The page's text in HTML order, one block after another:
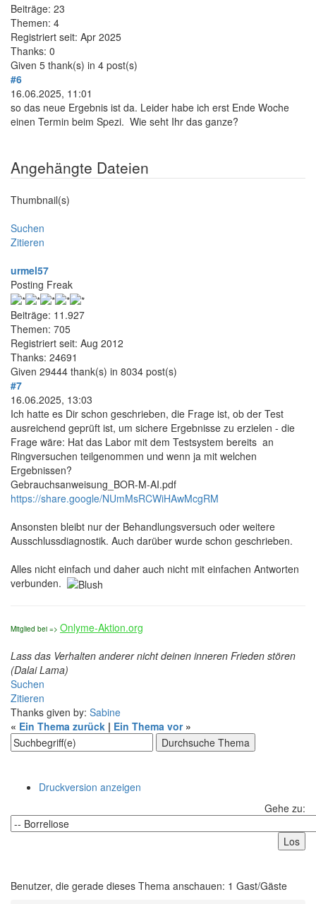
Beiträge: 23
Themen: 4
Registriert seit: Apr 2025
Thanks: 0
Given 5 thank(s) in 4 post(s)
#6
16.06.2025, 11:01
so das neue Ergebnis ist da. Leider habe ich erst Ende Woche
einen Termin beim Spezi. Wie seht Ihr das ganze?
Angehängte Dateien
Thumbnail(s)
Suchen
Zitieren
urmel57
Posting Freak
Beiträge: 11.927
Themen: 705
Registriert seit: Aug 2012
Thanks: 24691
Given 29444 thank(s) in 8034 post(s)
#7
16.06.2025, 13:03
Ich hatte es Dir schon geschrieben, die Frage ist, ob der Test
ausreichend geprüft ist, um sichere Ergebnisse zu erzielen - die
Frage wäre: Hat das Labor mit dem Testsystem bereits an
Ringversuchen teilgenommen und wenn ja mit welchen
Ergebnissen?
Gebrauchsanweisung_BOR-M-AI.pdf
https://share.google/NUmMsRCWiHAwMcgRM
Ansonsten bleibt nur der Behandlungsversuch oder weitere
Ausschlussdiagnostik. Auch darüber wurde schon geschrieben.
Alles nicht einfach und daher auch nicht mit einfachen Antworten
verbunden.
Mitglied bei => Onlyme-Aktion.org
Lass das Verhalten anderer nicht deinen inneren Frieden stören
(Dalai Lama)
Suchen
Zitieren
Thanks given by: Sabine
« Ein Thema zurück | Ein Thema vor»
Druckversion anzeigen
Gehe zu:
Benutzer, die gerade dieses Thema anschauen: 1 Gast/Gäste